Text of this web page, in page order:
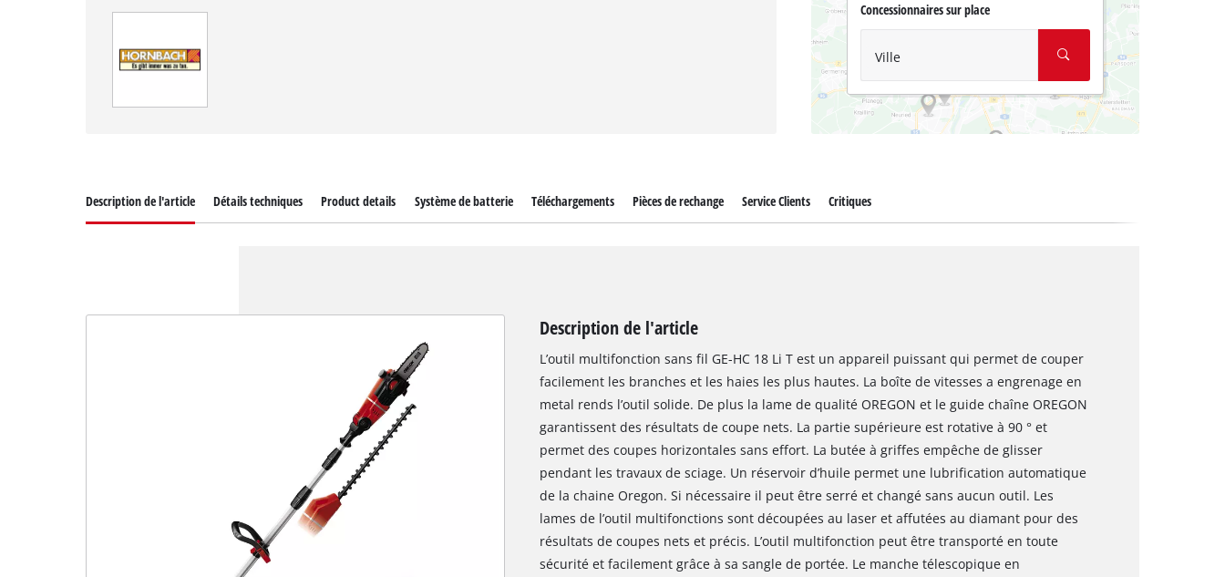
Concessionnaires sur place
Ville
Description de l'article Détails techniques Product details Système de batterie Téléchargements Pièces de rechange Service Clients Critiques
Description de l'article
L’outil multifonction sans fil GE-HC 18 Li T est un appareil puissant qui permet de couper
facilement les branches et les haies les plus hautes. La boîte de vitesses a engrenage en
metal rends l’outil solide. De plus la lame de qualité OREGON et le guide chaîne OREGON
garantissent des résultats de coupe nets. La partie supérieure est rotative à 90 ° et
permet des coupes horizontales sans effort. La butée à griffes empêche de glisser
pendant les travaux de sciage. Un réservoir d’huile permet une lubrification automatique
de la chaine Oregon. Si nécessaire il peut être serré et changé sans aucun outil. Les
lames de l’outil multifonctions sont découpées au laser et affutées au diamant pour des
résultats de coupes nets et précis. L’outil multifonction peut être transporté en toute
sécurité et facilement grâce à sa sangle de portée. Le manche télescopique en